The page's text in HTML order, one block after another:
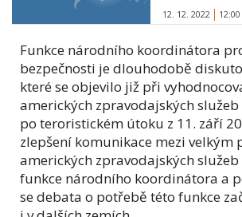
12. 12. 2022 12:00
Funkce národního koordinátora
bezpečnosti je dlouhodobě
které se objevilo již při
amerických zpravodajských služeb
po teroristickém útoku z 11. září
zlepšení komunikace mezi velkým
amerických zpravodajských
funkce národního koordinátora a
se debata o potřebě této funkce